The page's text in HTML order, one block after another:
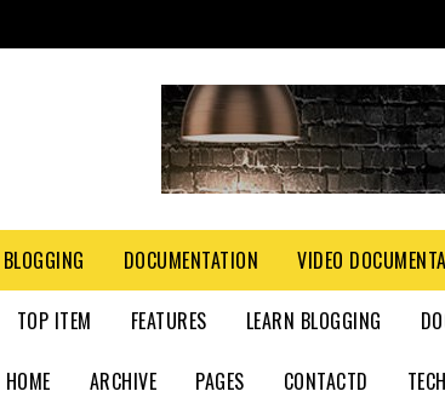
DOCUMENTATION VIDEO
TOP ITEM FEATURES LEARN BLOGGING
HOME ARCHIVE PAGES CONTACTD